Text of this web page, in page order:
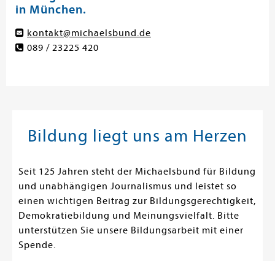
in München.
kontakt@michaelsbund.de
089 / 23225 420
Bildung liegt uns am Herzen
Seit 125 Jahren steht der Michaelsbund für Bildung
und unabhängigen Journalismus und leistet so
einen wichtigen Beitrag zur Bildungsgerechtigkeit,
Demokratiebildung und Meinungsvielfalt. Bitte
unterstützen Sie unsere Bildungsarbeit mit einer
Spende.